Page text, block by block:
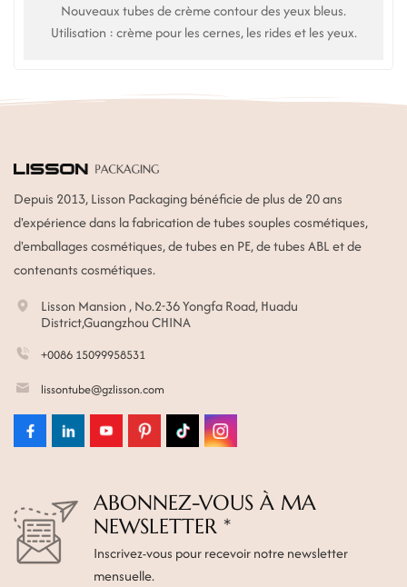
Nouveaux tubes de crème contour des yeux bleus.
Utilisation : crème pour les cernes, les rides et les yeux.
Depuis 2013, Lisson Packaging bénéficie de plus de 20 ans
d'expérience dans la fabrication de tubes souples cosmétiques,
d'emballages cosmétiques, de tubes en PE, de tubes ABL et de
contenants cosmétiques.
Lisson Mansion , No.2-36 Yongfa Road, Huadu
District,Guangzhou CHINA
+0086 15099958531
lissontube@gzlisson.com
ABONNEZ-VOUS À MA
NEWSLETTER *
Inscrivez-vous pour recevoir notre newsletter
mensuelle.